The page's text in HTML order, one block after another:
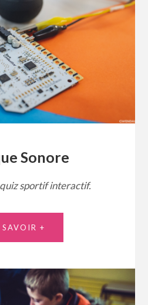
Sonore
sportif interactif.
SAVOIR +